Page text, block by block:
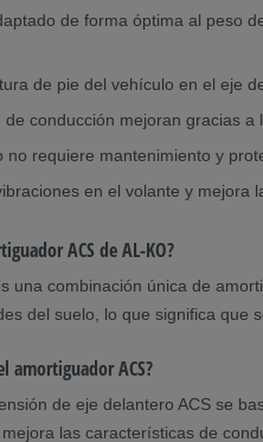
de forma óptima al peso
de pie del vehículo en el eje
conducción mejoran gracias
no requiere mantenimiento y
en el volante y
ACS de AL-KO?
una combinación única de
del suelo, lo que significa que
amortiguador ACS?
de eje delantero ACS se
las características de